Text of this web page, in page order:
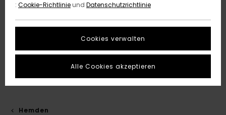
Hemden
: Cookie-Richtlinieund Datenschutzrichtlinie
Cookies verwalten
Alle Cookies akzeptieren